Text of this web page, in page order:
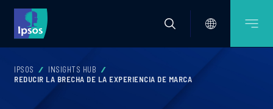
IPSOS
INSIGHTS HUB
REDUCIR LA BRECHA DE LA EXPERIENCIA DE MARCA